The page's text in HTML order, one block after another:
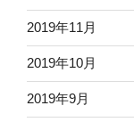
2019年11月
2019年10月
2019年9月